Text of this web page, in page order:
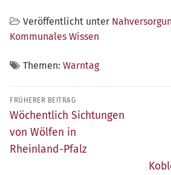
Veröffentlicht unter
Kommunales Wissen
Themen: Warntag
Beitragsnavigation
FRÜHERER BEITRAG
Früherer
Beitrag:
Wöchentlich Sichtungen
von Wölfen in
Rheinland-Pfalz